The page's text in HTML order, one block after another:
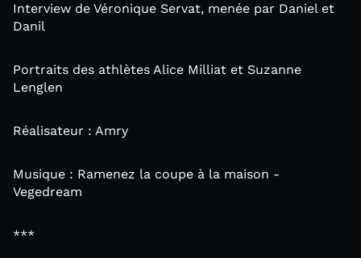
Interview de Véronique Servat, menée par Daniel et
Danil
Portraits des athlètes Alice Milliat et Suzanne
Lenglen
Réalisateur : Amry
Musique : Ramenez la coupe à la maison -
Vegedream
***